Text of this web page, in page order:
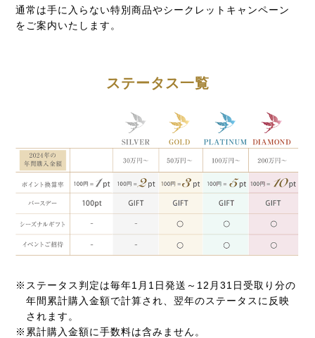
通常は手に入らない特別商品やシークレットキャンペーン
をご案内いたします。
ステータス一覧
※ステータス判定は毎年1月1日発送～12月31日受取り分の
年間累計購入金額で計算され、翌年のステータスに反映
されます。
※累計購入金額に手数料は含みません。